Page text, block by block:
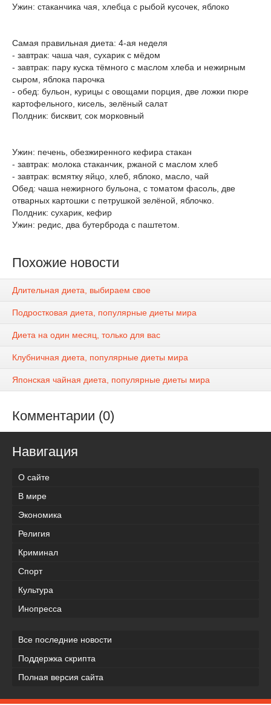
Ужин: стаканчика чая, хлебца с рыбой кусочек, яблоко
Самая правильная диета: 4-ая неделя
- завтрак: чаша чая, сухарик с мёдом
- завтрак: пару куска тёмного с маслом хлеба и нежирным
сыром, яблока парочка
- обед: бульон, курицы с овощами порция, две ложки пюре
картофельного, кисель, зелёный салат
Полдник: бисквит, сок морковный
Ужин: печень, обезжиренного кефира стакан
- завтрак: молока стаканчик, ржаной с маслом хлеб
- завтрак: всмятку яйцо, хлеб, яблоко, масло, чай
Обед: чаша нежирного бульона, с томатом фасоль, две
отварных картошки с петрушкой зелёной, яблочко.
Полдник: сухарик, кефир
Ужин: редис, два бутерброда с паштетом.
Похожие новости
Длительная диета, выбираем свое
Подростковая диета, популярные диеты мира
Диета на один месяц, только для вас
Клубничная диета, популярные диеты мира
Японская чайная диета, популярные диеты мира
Комментарии (0)
Навигация
О сайте
В мире
Экономика
Религия
Криминал
Спорт
Культура
Инопресса
Все последние новости
Поддержка скрипта
Полная версия сайта